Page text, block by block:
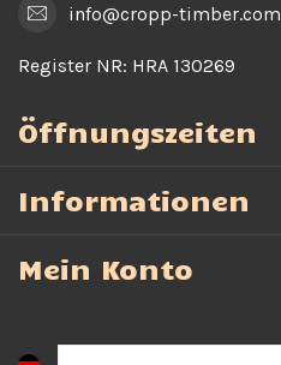
info@cropp-timber.com
Register NR: HRA 130269
Öffnungszeiten
Informationen
Mein Konto